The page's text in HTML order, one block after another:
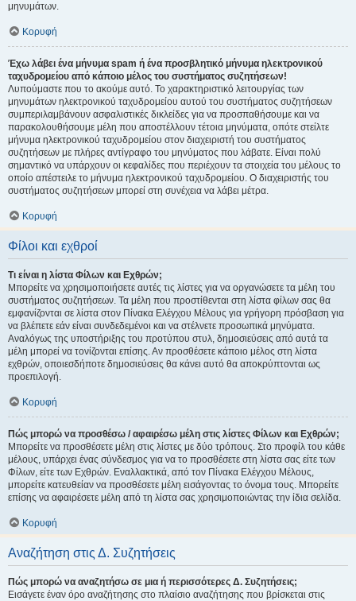
μηνυμάτων.
Κορυφή
Έχω λάβει ένα μήνυμα spam ή ένα προσβλητικό μήνυμα ηλεκτρονικού
ταχυδρομείου από κάποιο μέλος του συστήματος συζητήσεων!
Λυπούμαστε που το ακούμε αυτό. Το χαρακτηριστικό λειτουργίας των
μηνυμάτων ηλεκτρονικού ταχυδρομείου αυτού του συστήματος συζητήσεων
συμπεριλαμβάνουν ασφαλιστικές δικλείδες για να προσπαθήσουμε και να
παρακολουθήσουμε μέλη που αποστέλλουν τέτοια μηνύματα, οπότε στείλτε
μήνυμα ηλεκτρονικού ταχυδρομείου στον διαχειριστή του συστήματος
συζητήσεων με πλήρες αντίγραφο του μηνύματος που λάβατε. Είναι πολύ
σημαντικό να υπάρχουν οι κεφαλίδες που περιέχουν τα στοιχεία του μέλους το
οποίο απέστειλε το μήνυμα ηλεκτρονικού ταχυδρομείου. Ο διαχειριστής του
συστήματος συζητήσεων μπορεί στη συνέχεια να λάβει μέτρα.
Κορυφή
Φίλοι και εχθροί
Τι είναι η λίστα Φίλων και Εχθρών;
Μπορείτε να χρησιμοποιήσετε αυτές τις λίστες για να οργανώσετε τα μέλη του
συστήματος συζητήσεων. Τα μέλη που προστίθενται στη λίστα φίλων σας θα
εμφανίζονται σε λίστα στον Πίνακα Ελέγχου Μέλους για γρήγορη πρόσβαση για
να βλέπετε εάν είναι συνδεδεμένοι και να στέλνετε προσωπικά μηνύματα.
Αναλόγως της υποστήριξης του προτύπου στυλ, δημοσιεύσεις από αυτά τα
μέλη μπορεί να τονίζονται επίσης. Αν προσθέσετε κάποιο μέλος στη λίστα
εχθρών, οποιεσδήποτε δημοσιεύσεις θα κάνει αυτό θα αποκρύπτονται ως
προεπιλογή.
Κορυφή
Πώς μπορώ να προσθέσω / αφαιρέσω μέλη στις λίστες Φίλων και Εχθρών;
Μπορείτε να προσθέσετε μέλη στις λίστες με δύο τρόπους. Στο προφίλ του κάθε
μέλους, υπάρχει ένας σύνδεσμος για να το προσθέσετε στη λίστα σας είτε των
Φίλων, είτε των Εχθρών. Εναλλακτικά, από τον Πίνακα Ελέγχου Μέλους,
μπορείτε κατευθείαν να προσθέσετε μέλη εισάγοντας το όνομα τους. Μπορείτε
επίσης να αφαιρέσετε μέλη από τη λίστα σας χρησιμοποιώντας την ίδια σελίδα.
Κορυφή
Αναζήτηση στις Δ. Συζητήσεις
Πώς μπορώ να αναζητήσω σε μια ή περισσότερες Δ. Συζητήσεις;
Εισάγετε έναν όρο αναζήτησης στο πλαίσιο αναζήτησης που βρίσκεται στις